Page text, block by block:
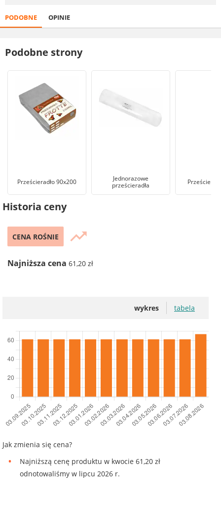
PODOBNE OPINIE
Podobne strony
Prześcieradło 90x200
Jednorazowe
prześcieradła
Historia ceny
CENA ROŚNIE trending_up
Najniższa cena 61,20 zł
wykres tabela
Jak zmienia się cena?
Najniższą cenę produktu w kwocie 61,20 zł
odnotowaliśmy w lipcu 2026 r.